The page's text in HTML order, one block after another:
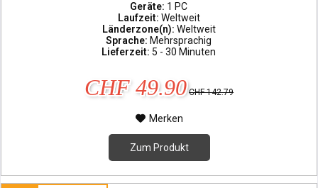
Geräte: 1 PC
Laufzeit: Weltweit
Länderzone(n): Weltweit
Sprache: Mehrsprachig
Lieferzeit: 5 - 30 Minuten
CHF 49.90 CHF 142.79
Merken
Zum Produkt